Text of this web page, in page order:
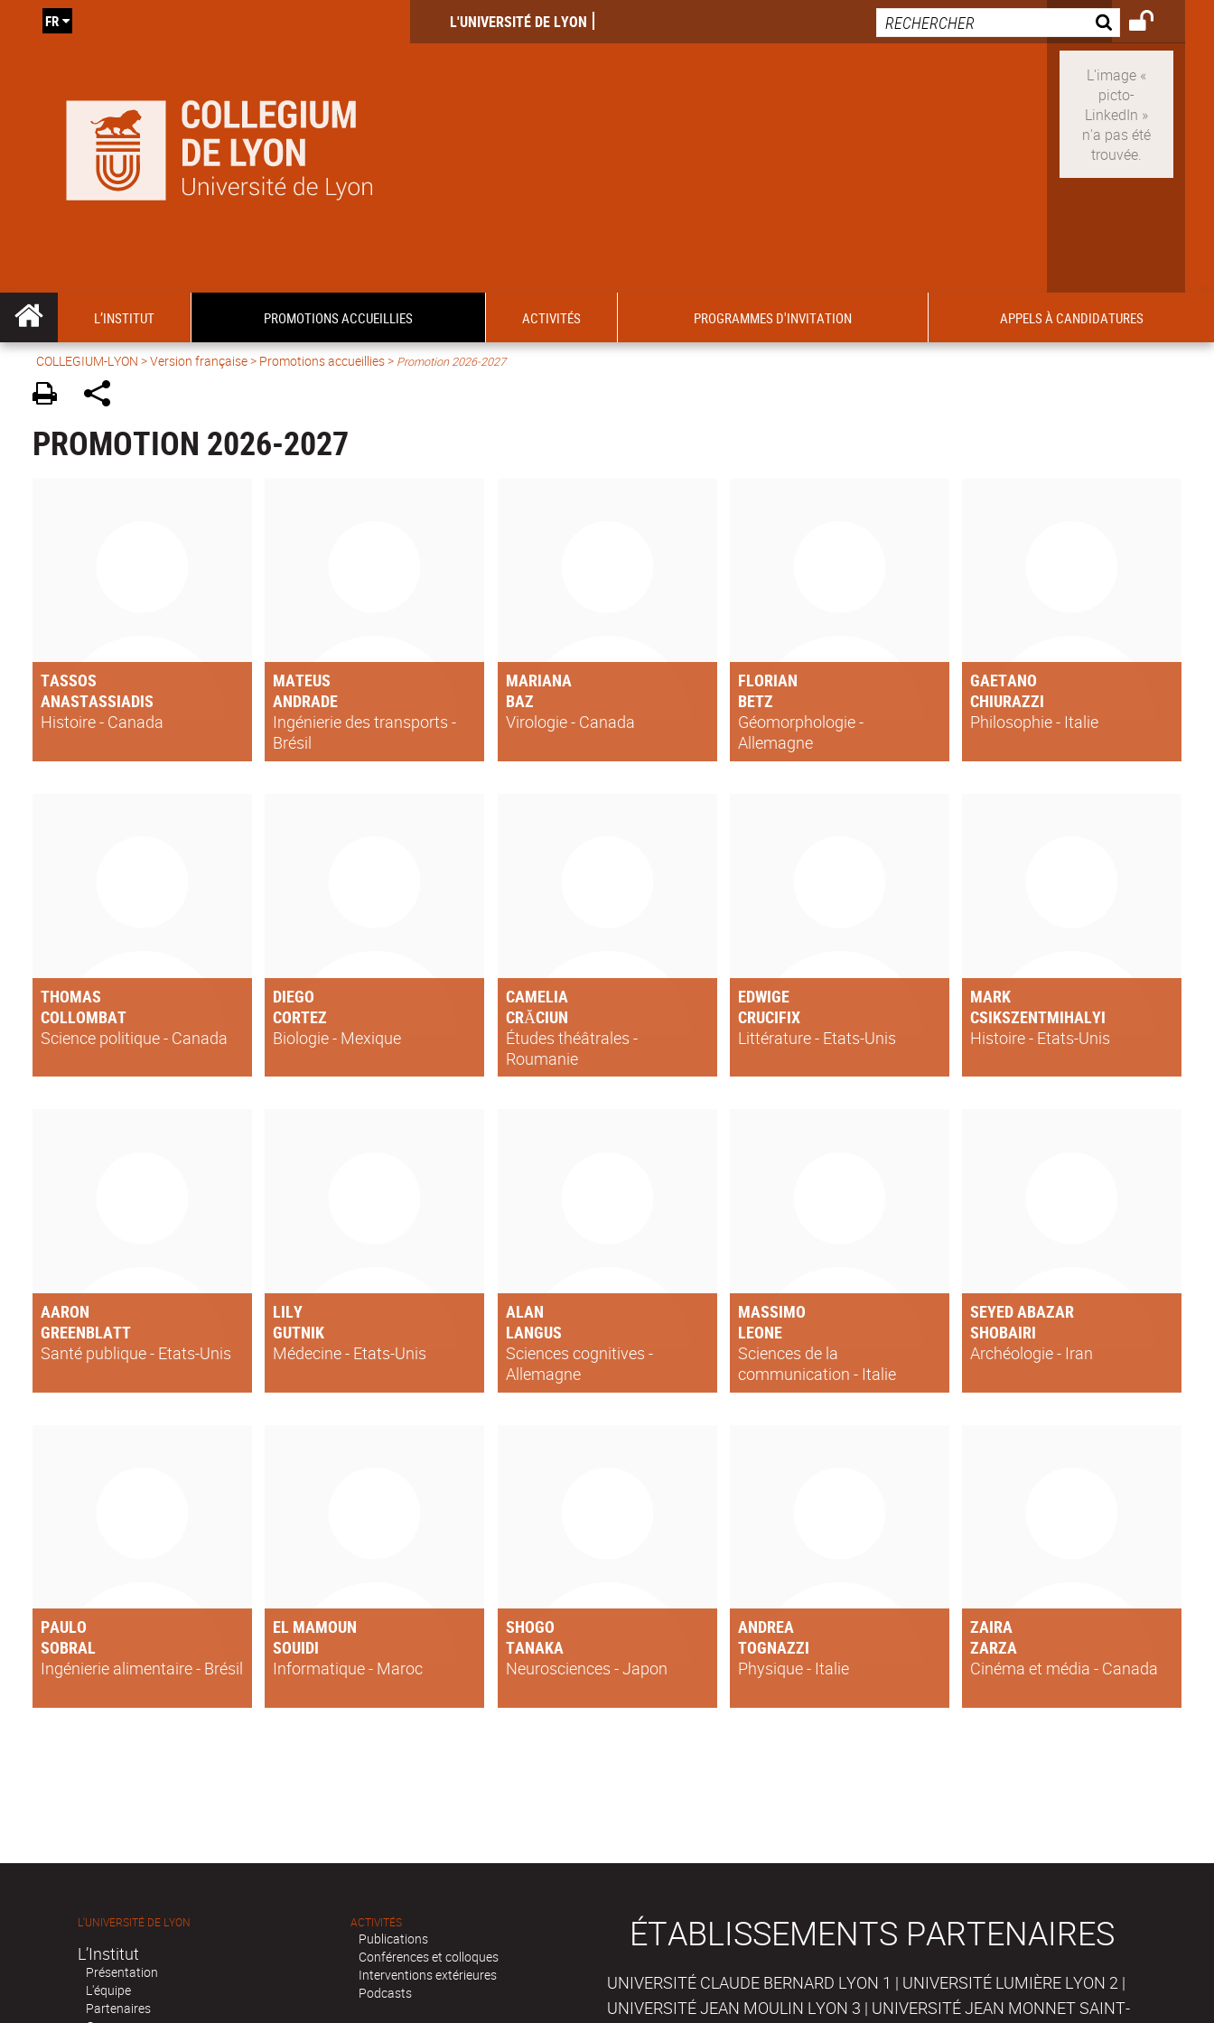
L'UNIVERSITÉ DE LYON
FR
L’INSTITUT PROMOTIONS ACCUEILLIES ACTIVITÉS PROGRAMMES D'INVITATION APPELS À CANDIDATURES
COLLEGIUM-LYON >Version française> Promotions accueillies > Promotion 2026-2027
PROMOTION 2026-2027
TASSOS
ANASTASSIADIS
Histoire - Canada
MATEUS
ANDRADE
Ingénierie des transports -
Brésil
MARIANA
BAZ
Virologie - Canada
FLORIAN
BETZ
Géomorphologie -
Allemagne
GAETANO
CHIURAZZI
Philosophie - Italie
THOMAS
COLLOMBAT
Science politique - Canada
DIEGO
CORTEZ
Biologie - Mexique
CAMELIA
CRĂCIUN
Études théâtrales -
Roumanie
EDWIGE
CRUCIFIX
Littérature - Etats-Unis
MARK
CSIKSZENTMIHALYI
Histoire - Etats-Unis
AARON
GREENBLATT
Santé publique - Etats-Unis
LILY
GUTNIK
Médecine - Etats-Unis
ALAN
LANGUS
Sciences cognitives -
Allemagne
MASSIMO
LEONE
Sciences de la
communication - Italie
SEYED ABAZAR
SHOBAIRI
Archéologie - Iran
PAULO
SOBRAL
Ingénierie alimentaire - Brésil
EL MAMOUN
SOUIDI
Informatique - Maroc
SHOGO
TANAKA
Neurosciences - Japon
ANDREA
TOGNAZZI
Physique - Italie
ZAIRA
ZARZA
Cinéma et média - Canada
L'UNIVERSITÉ DE LYON
L’Institut
Présentation
L'équipe
Partenaires
ACTIVITÉS
Publications
Conférences et colloques
Interventions extérieures
Podcasts
ÉTABLISSEMENTS PARTENAIRES
UNIVERSITÉ CLAUDE BERNARD LYON 1 | UNIVERSITÉ LUMIÈRE LYON 2 |
UNIVERSITÉ JEAN MOULIN LYON 3 | UNIVERSITÉ JEAN MONNET SAINT-